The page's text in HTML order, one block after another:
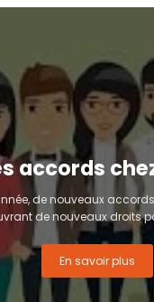
accords
de nouveaux
de nouveaux droits
En savoir plus